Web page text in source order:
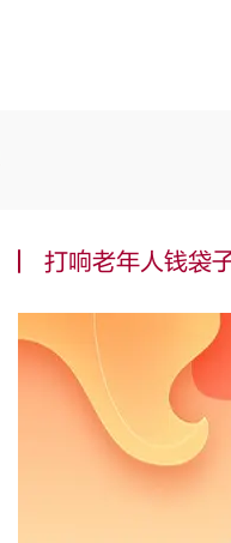
打响老年人钱袋